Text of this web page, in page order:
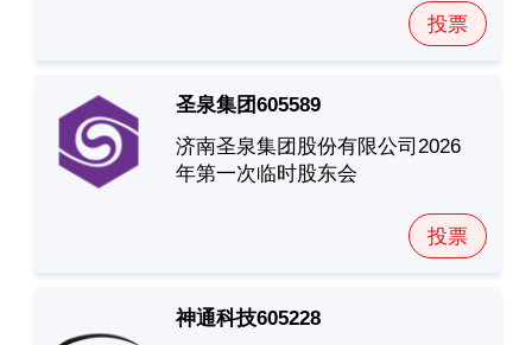
投票
圣泉集团605589
济南圣泉集团股份有限公司2026
年第一次临时股东会
投票
神通科技605228